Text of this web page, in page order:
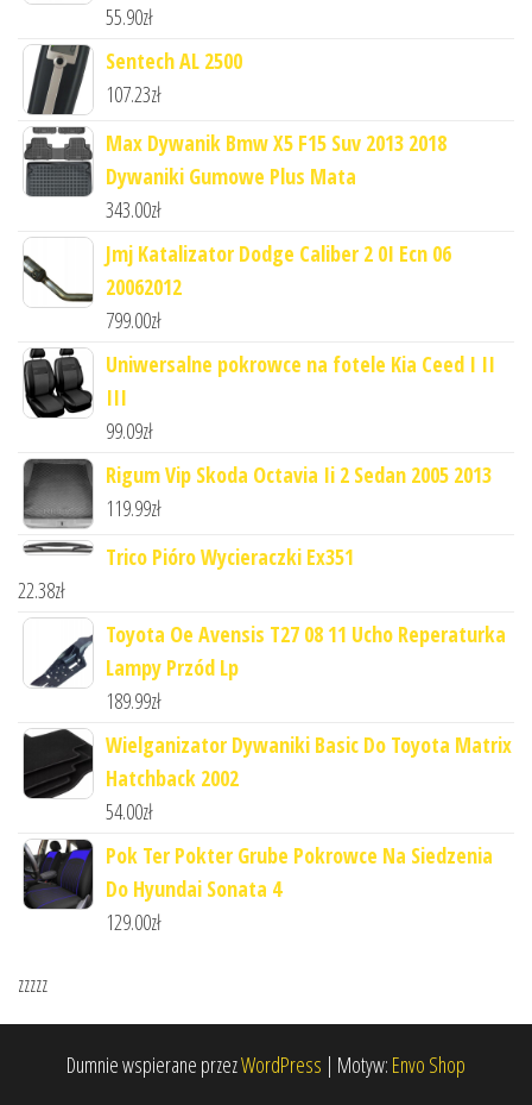
55.90zł
Sentech AL 2500
107.23zł
Max Dywanik Bmw X5 F15 Suv 2013 2018
Dywaniki Gumowe Plus Mata
343.00zł
Jmj Katalizator Dodge Caliber 2 0I Ecn 06
20062012
799.00zł
Uniwersalne pokrowce na fotele Kia Ceed I II
III
99.09zł
Rigum Vip Skoda Octavia Ii 2 Sedan 2005 2013
119.99zł
Trico Pióro Wycieraczki Ex351
22.38zł
Toyota Oe Avensis T27 08 11 Ucho Reperaturka
Lampy Przód Lp
189.99zł
Wielganizator Dywaniki Basic Do Toyota Matrix
Hatchback 2002
54.00zł
Pok Ter Pokter Grube Pokrowce Na Siedzenia
Do Hyundai Sonata 4
129.00zł
zzzzz
Dumnie wspierane przezWordPress | Motyw: Envo Shop